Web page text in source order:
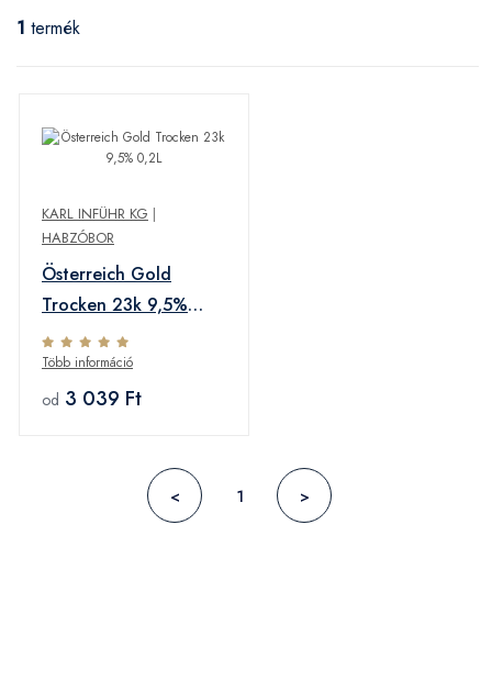
1 termék
KARL INFÜHR KG |
HABZÓBOR
Österreich Gold
Trocken 23k 9,5%
0,2L
Több információ
od 3 039 Ft
< 1 >